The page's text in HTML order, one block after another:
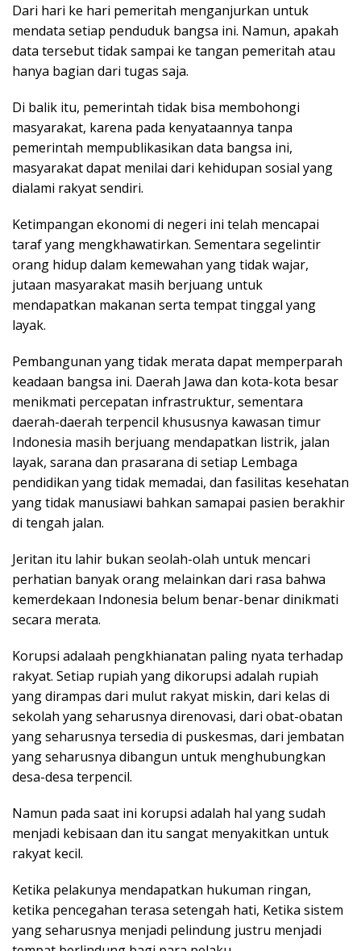
Dari hari ke hari pemeritah menganjurkan untuk
mendata setiap penduduk bangsa ini. Namun, apakah
data tersebut tidak sampai ke tangan pemeritah atau
hanya bagian dari tugas saja.
Di balik itu, pemerintah tidak bisa membohongi
masyarakat, karena pada kenyataannya tanpa
pemerintah mempublikasikan data bangsa ini,
masyarakat dapat menilai dari kehidupan sosial yang
dialami rakyat sendiri.
Ketimpangan ekonomi di negeri ini telah mencapai
taraf yang mengkhawatirkan. Sementara segelintir
orang hidup dalam kemewahan yang tidak wajar,
jutaan masyarakat masih berjuang untuk
mendapatkan makanan serta tempat tinggal yang
layak.
Pembangunan yang tidak merata dapat memperparah
keadaan bangsa ini. Daerah Jawa dan kota-kota besar
menikmati percepatan infrastruktur, sementara
daerah-daerah terpencil khususnya kawasan timur
Indonesia masih berjuang mendapatkan listrik, jalan
layak, sarana dan prasarana di setiap Lembaga
pendidikan yang tidak memadai, dan fasilitas kesehatan
yang tidak manusiawi bahkan samapai pasien berakhir
di tengah jalan.
Jeritan itu lahir bukan seolah-olah untuk mencari
perhatian banyak orang melainkan dari rasa bahwa
kemerdekaan Indonesia belum benar-benar dinikmati
secara merata.
Korupsi adalaah pengkhianatan paling nyata terhadap
rakyat. Setiap rupiah yang dikorupsi adalah rupiah
yang dirampas dari mulut rakyat miskin, dari kelas di
sekolah yang seharusnya direnovasi, dari obat-obatan
yang seharusnya tersedia di puskesmas, dari jembatan
yang seharusnya dibangun untuk menghubungkan
desa-desa terpencil.
Namun pada saat ini korupsi adalah hal yang sudah
menjadi kebisaan dan itu sangat menyakitkan untuk
rakyat kecil.
Ketika pelakunya mendapatkan hukuman ringan,
ketika pencegahan terasa setengah hati, Ketika sistem
yang seharusnya menjadi pelindung justru menjadi